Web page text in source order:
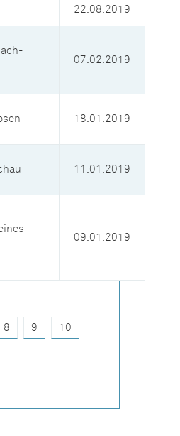
22.08.2019
07.02.2019
18.01.2019
11.01.2019
09.01.2019
8 9 10